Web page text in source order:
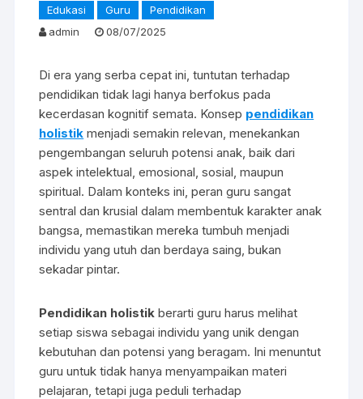
Edukasi Guru
Pendidikan
admin
08/07/2025
Di era yang serba cepat ini, tuntutan terhadap
pendidikan tidak lagi hanya berfokus pada
kecerdasan kognitif semata. Konsep pendidikan
holistik menjadi semakin relevan, menekankan
pengembangan seluruh potensi anak, baik dari
aspek intelektual, emosional, sosial, maupun
spiritual. Dalam konteks ini, peran guru sangat
sentral dan krusial dalam membentuk karakter anak
bangsa, memastikan mereka tumbuh menjadi
individu yang utuh dan berdaya saing, bukan
sekadar pintar.
Pendidikan holistik berarti guru harus melihat
setiap siswa sebagai individu yang unik dengan
kebutuhan dan potensi yang beragam. Ini menuntut
guru untuk tidak hanya menyampaikan materi
pelajaran, tetapi juga peduli terhadap